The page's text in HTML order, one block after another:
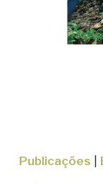
Publicações